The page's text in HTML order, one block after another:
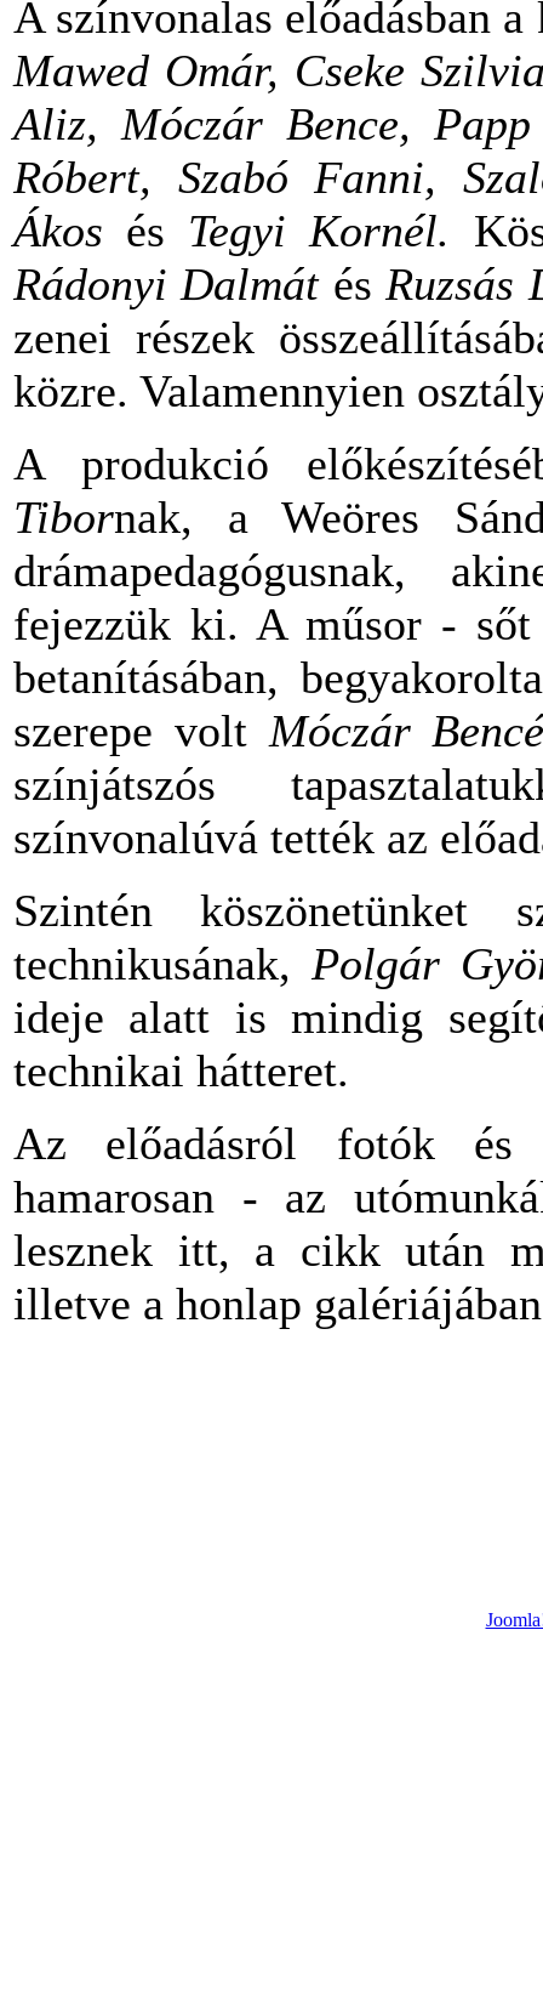
A színvonalas előadásban
Mawed Omár, Cseke
Aliz, Móczár Bence,
Róbert, Szabó Fanni,
Ákos és Tegyi Kornél.
Rádonyi Dalmát és
zenei részek
közre. Valamennyien
A produkció
Tibornak, a Weöres
drámapedagógusnak,
fejezzük ki. A műsor - sőt
betanításában,
szerepe volt Móczár
színjátszós
színvonalúvá tették az
Szintén köszönetünket
technikusának, Polgár
ideje alatt is mindig
technikai hátteret.
Az előadásról fotók és
hamarosan - az
lesznek itt, a cikk után
illetve a honlap